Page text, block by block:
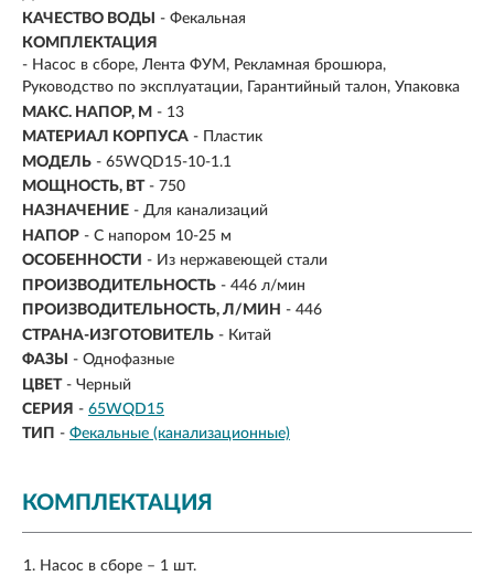
КАЧЕСТВО ВОДЫ
- Фекальная
КОМПЛЕКТАЦИЯ
- Насос в сборе, Лента ФУМ, Рекламная брошюра,
Руководство по эксплуатации, Гарантийный талон, Упаковка
МАКС. НАПОР, М - 13
МАТЕРИАЛ КОРПУСА - Пластик
МОДЕЛЬ - 65WQD15-10-1.1
МОЩНОСТЬ, ВТ - 750
НАЗНАЧЕНИЕ - Для канализаций
НАПОР - С напором 10-25 м
ОСОБЕННОСТИ - Из нержавеющей стали
ПРОИЗВОДИТЕЛЬНОСТЬ - 446 л/мин
ПРОИЗВОДИТЕЛЬНОСТЬ, Л/МИН - 446
СТРАНА-ИЗГОТОВИТЕЛЬ - Китай
ФАЗЫ
- Однофазные
ЦВЕТ - Черный
СЕРИЯ - 65WQD15
ТИП - Фекальные (канализационные)
КОМПЛЕКТАЦИЯ
Насос в сборе – 1 шт.